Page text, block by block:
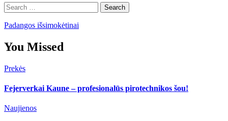
Search
for:
Padangos išsimokėtinai
You Missed
Prekės
Fejerverkai Kaune – profesionalūs pirotechnikos šou!
Naujienos